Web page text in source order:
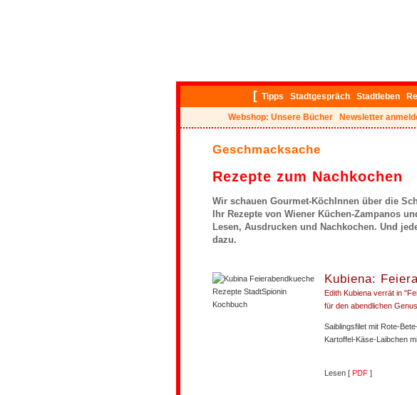
[ Tipps Stadtgespräch Stadtleben
Webshop: Unsere Bücher Newsletter
Geschmacksache
Rezepte zum Nachkochen
Wir schauen Gourmet-KöchInnen über die
Ihr Rezepte von Wiener Küchen-Zampanos
Lesen, Ausdrucken und Nachkochen. Und
dazu.
Kubiena:
Edith Kubiena verrät in
für den abendlichen
Saiblingsfilet mit Rote-
Kartoffel-Käse-Laibchen
Lesen [ PDF ]